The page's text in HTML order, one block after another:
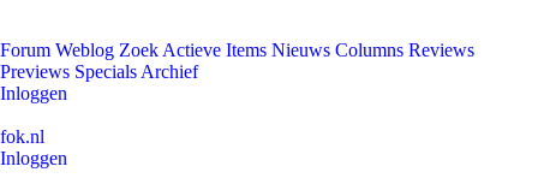
Forum Weblog Zoek Actieve Items Nieuws Columns Reviews
Previews Specials Archief
Inloggen
fok.nl
Inloggen